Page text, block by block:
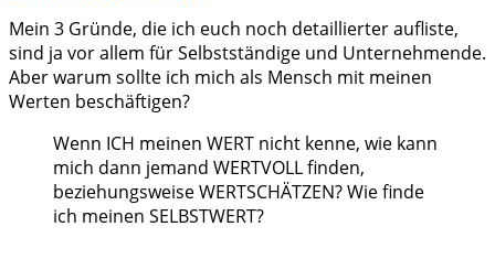
Mein 3 Gründe, die ich euch noch detaillierter aufliste,
sind ja vor allem für Selbstständige und Unternehmende.
Aber warum sollte ich mich als Mensch mit meinen
Werten beschäftigen?
Wenn ICH meinen WERT nicht kenne, wie kann
mich dann jemand WERTVOLL finden,
beziehungsweise WERTSCHÄTZEN? Wie finde
ich meinen SELBSTWERT?